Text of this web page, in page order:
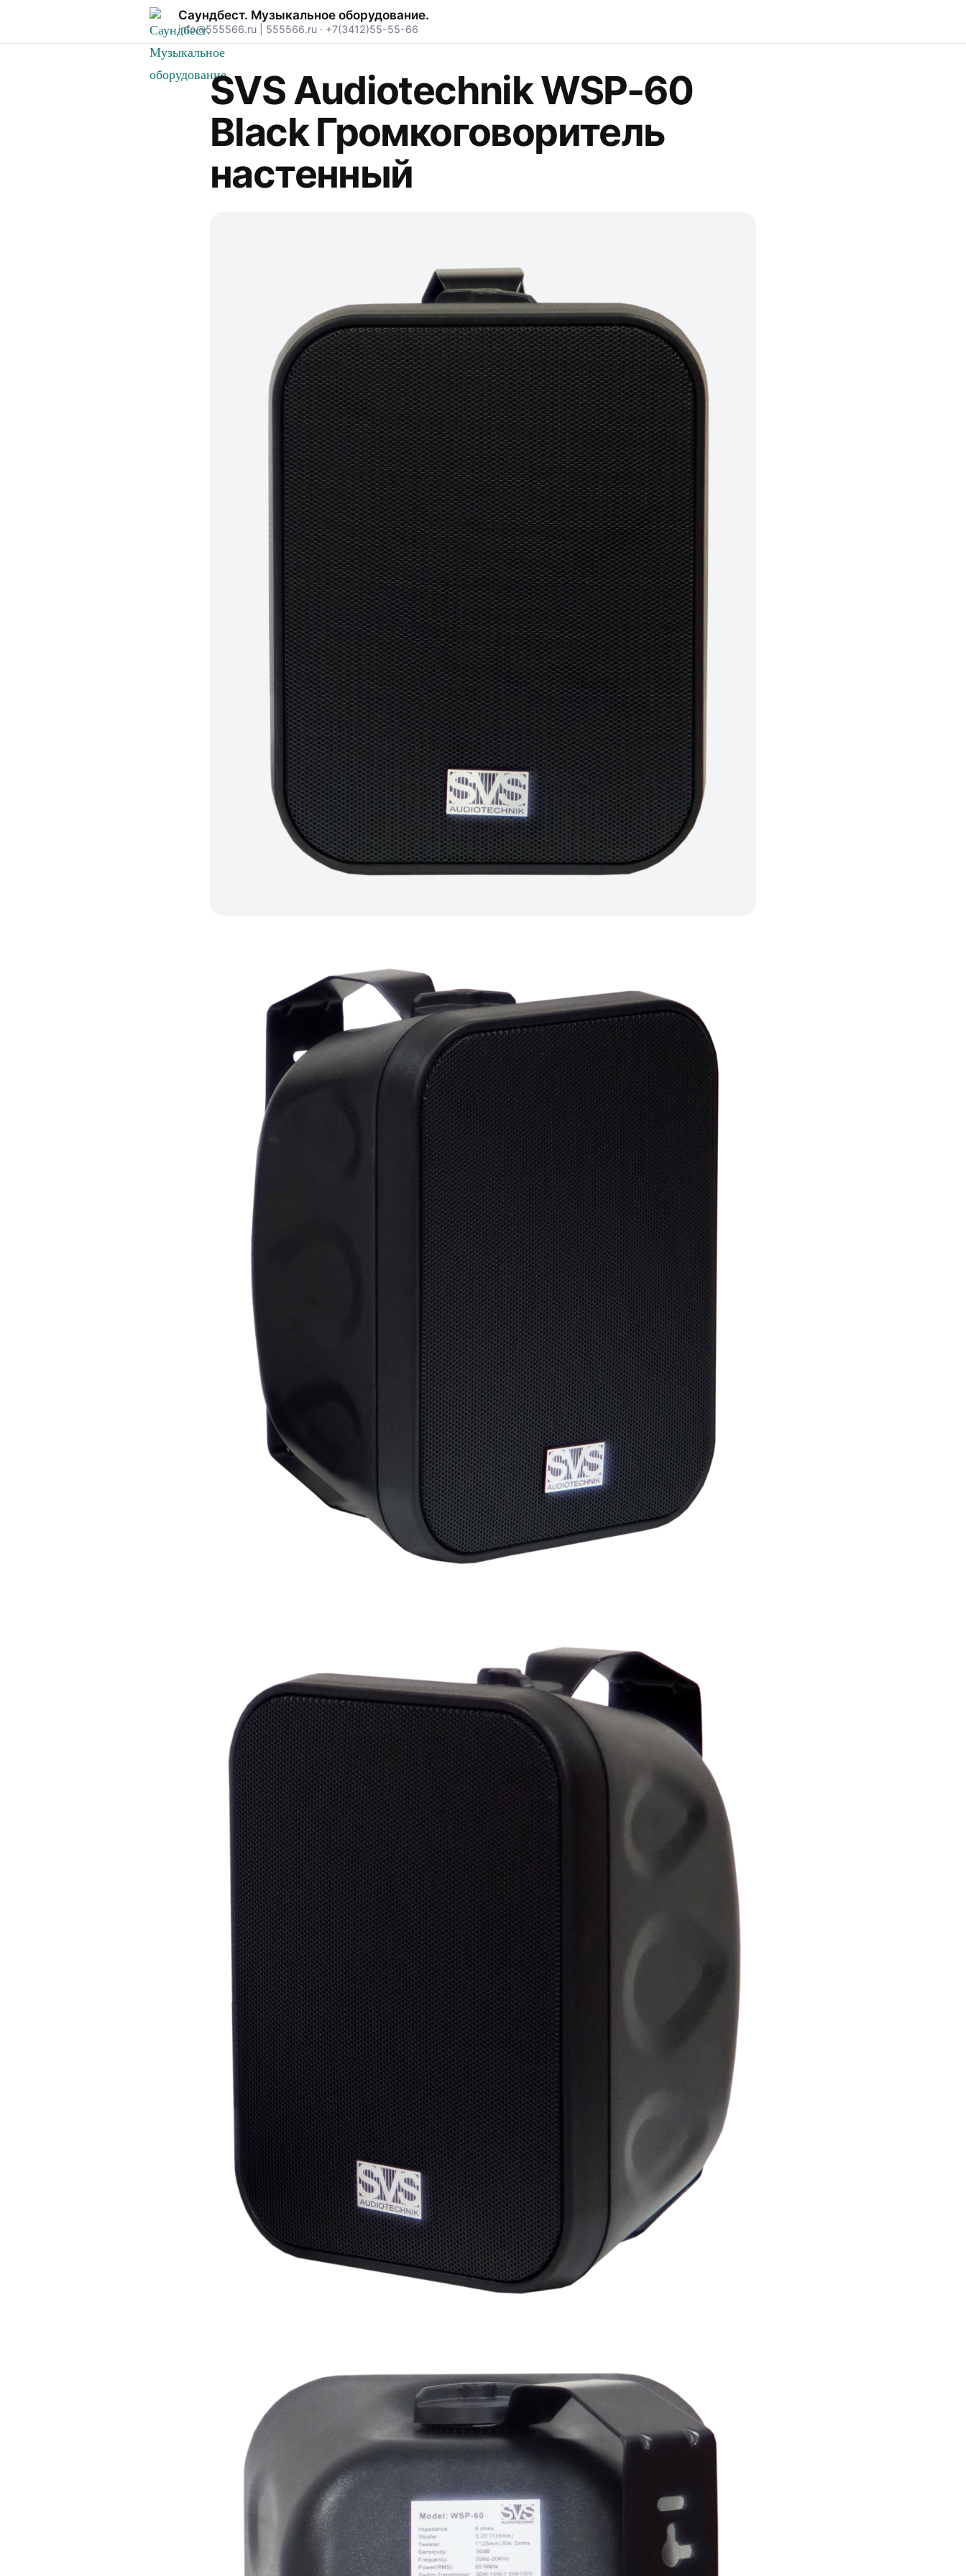
Саундбест. Музыкальное оборудование.
info@555566.ru 555566.ru · +7(3412)55-55-66
SVS Audiotechnik WSP-60
Black Громкоговоритель
настенный